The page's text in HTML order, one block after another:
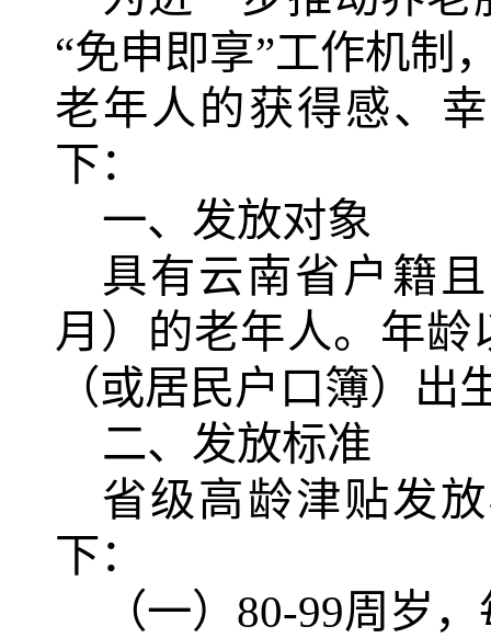
“免申即享”工作机制
老年人的获得感、
下：
一、发放对象
具有云南省户籍
月）的老年人。年
（或居民户口簿）出
二、发放标准
省级高龄津贴发
下：
（一） 80-99周岁